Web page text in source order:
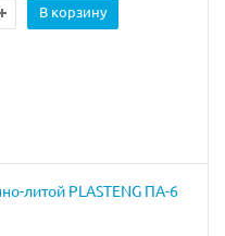
В корзину
литой PLASTENG ПА-6